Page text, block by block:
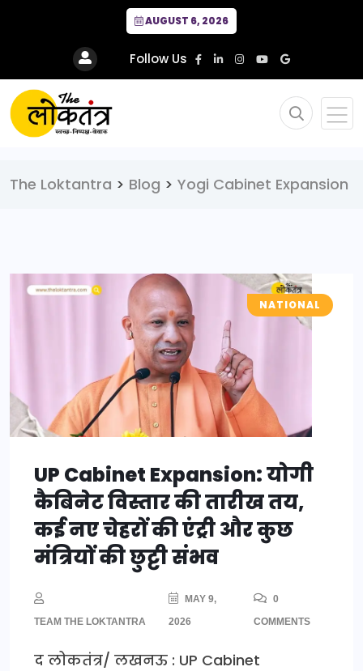
AUGUST 6, 2026
Follow Us
The Loktantra > Blog > Yogi Cabinet Expansion
NATIONAL
UP Cabinet Expansion: योगी
कैबिनेट विस्तार की तारीख तय,
कई नए चेहरों की एंट्री और कुछ
मंत्रियों की छुट्टी संभव
TEAM THE LOKTANTRA
MAY 9,
2026
0
COMMENTS
द लोकतंत्र/ लखनऊ : UP Cabinet